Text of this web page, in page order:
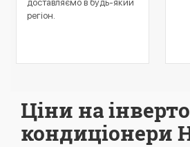
доставляємо в будь-який
регіон.
Ціни на
кондиціонери